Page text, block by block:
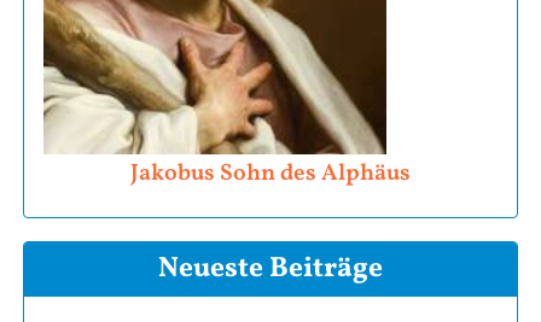
Jakobus Sohn des Alphäus
Neueste Beiträge